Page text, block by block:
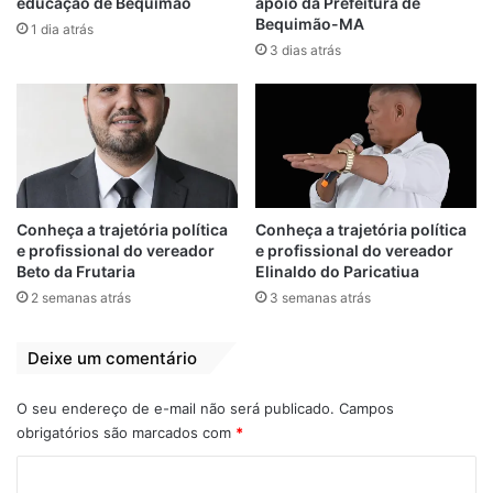
Já a pavimentação do trecho da MA-305
Praia de Aruoca, conhecida por ser um dos
grandes atrativos turísticos do município de
Guimarães e da região do Litoral Ocidental,
atraindo turistas dos mais diversos
municípios do estado. A obra também
beneficiará diretamente mais de sete
comunidades.
objetivo o fortalecimento do turismo local, o
região, tendo em vista que a Praia de
Aruoca atrai diversos banhistas
1 dia atrás
Bequimão-MA
3 dias atrás
Conheça a trajetória política
e profissional do vereador
Beto da Frutaria
2 semanas atrás
Conheça a trajetória política
e profissional do vereador
Elinaldo do Paricatiua
3 semanas atrás
Deixe um comentário
O seu endereço de e-mail não será publicado. Campos
obrigatórios são marcados com *